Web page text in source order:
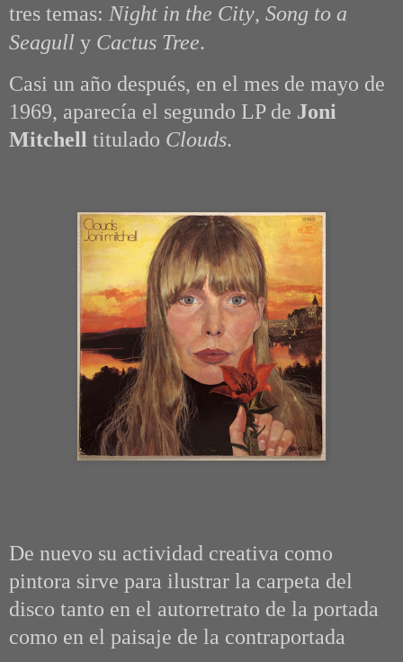
tres temas: Night in the City, Song to a
Seagull y Cactus Tree.
Casi un año después, en el mes de mayo de
1969, aparecía el segundo LP de Joni
Mitchell titulado Clouds.
De nuevo su actividad creativa como
pintora sirve para ilustrar la carpeta del
disco tanto en el autorretrato de la portada
como en el paisaje de la contraportada